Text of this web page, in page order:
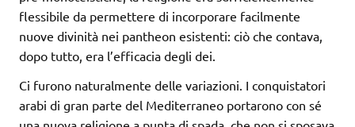
flessibile da permettere di incorporare facilmente
nuove divinità nei pantheon esistenti: ciò che contava,
dopo tutto, era l’efficacia degli dei.
Ci furono naturalmente delle variazioni. I conquistatori
arabi di gran parte del Mediterraneo portarono con sé